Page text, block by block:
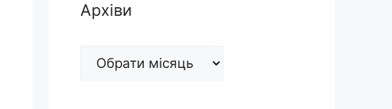
Архіви
Архіви